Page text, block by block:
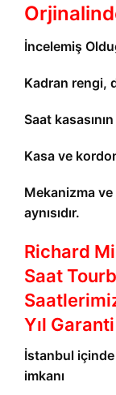
İncelemiş
Kadran rengi,
Saat
Kasa ve
Mekanizma
aynısıdır.
Richard
Saat
Yıl
İstanbul
imkanı